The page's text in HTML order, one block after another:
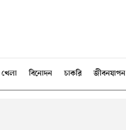
খেলা বিনোদন চাকরি জীবনযাপন